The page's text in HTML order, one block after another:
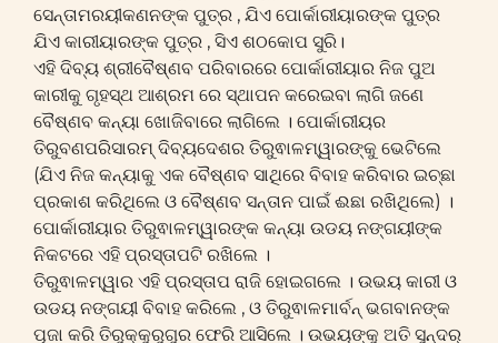
ସେନ୍ତାମରୟୀକଣନଙ୍କ ପୁତ୍ର , ଯିଏ ପୋର୍କାରୀୟାରଙ୍କ ପୁତ୍ର
ଯିଏ କାରୀୟାରଙ୍କ ପୁତ୍ର , ସିଏ ଶଠକୋପ ସୁରି।
ଏହି ଦିବ୍ୟ ଶ୍ରୀବୈଷ୍ଣବ ପରିବାରରେ ପୋର୍କାରୀୟାର ନିଜ ପୁଅ
କାରୀକୁ ଗୃହସ୍ଥ ଆଶ୍ରମ ରେ ସ୍ଥାପନ କରେଇବା ଲାଗି ଜଣେ
ବୈଷ୍ଣବ କନ୍ୟା ଖୋଜିବାରେ ଲାଗିଲେ । ପୋର୍କାରୀୟର
ତିରୁବଣପରିସାରମ୍ ଦିବ୍ୟଦେଶର ତିରୁଵାଳମ୍ୱାରଙ୍କୁ ଭେଟିଲେ
(ଯିଏ ନିଜ କନ୍ୟାକୁ ଏକ ବୈଷ୍ଣବ ସାଥିରେ ବିବାହ କରିବାର ଇଚ୍ଛା
ପ୍ରକାଶ କରିଥିଲେ ଓ ବୈଷ୍ଣବ ସନ୍ତାନ ପାଇଁ ଈଛା ରଖିଥିଲେ) ।
ପୋର୍କାରୀୟାର ତିରୁଵାଳମ୍ୱାରଙ୍କ କନ୍ୟା ଉଡୟ ନଙ୍ଗୟୀଙ୍କ
ନିକଟରେ ଏହି ପ୍ରସ୍ତାପଟି ରଖିଲେ ।
ତିରୁଵାଳମ୍ୱାର ଏହି ପ୍ରସ୍ତାପ ରାଜି ହୋଇଗଲେ । ଉଭୟ କାରୀ ଓ
ଉଡୟ ନଙ୍ଗୟୀ ବିବାହ କରିଲେ , ଓ ତିରୁଵାଳମାର୍ବନ୍ ଭଗବାନଙ୍କ
ପୂଜା କରି ତିରୁକ୍କୁରୁଗୁର ଫେରି ଆସିଲେ । ଉଭୟଙ୍କୁ ଅତି ସୁନ୍ଦର୍